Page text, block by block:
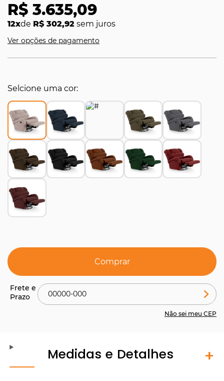
R$ 3.635,09
12xde R$ 302,92 sem juros
Ver opções de pagamento
Selcione uma cor
Comprar
Não sei meu CEP
Medidas e Detalhes